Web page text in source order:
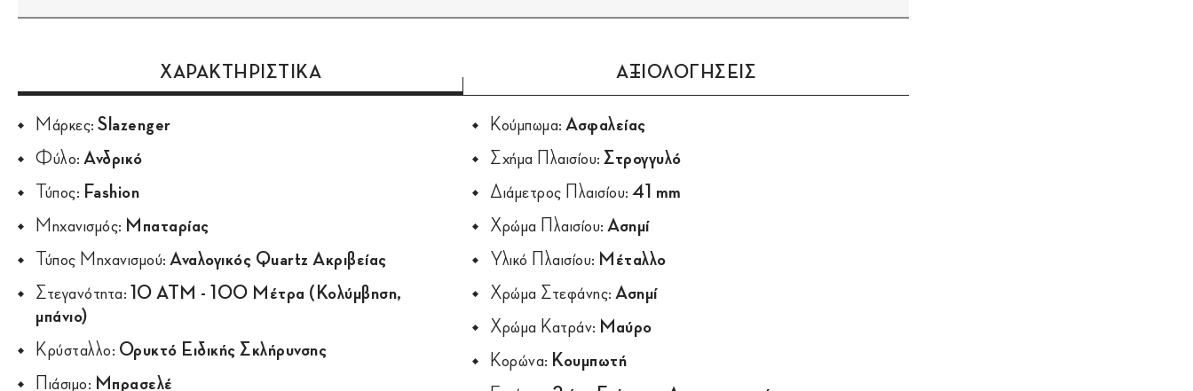
ΧΑΡΑΚΤΗΡΙΣΤΙΚΑ ΑΞΙΟΛΟΓΗΣΕΙΣ
Μάρκες: Slazenger
Φύλο: Ανδρικό
Τύπος: Fashion
Μηχανισμός: Μπαταρίας
Τύπος Μηχανισμού: Αναλογικός Quartz Ακριβείας
Στεγανότητα: 10 ATM - 100 Μέτρα (Κολύμβηση,
μπάνιο)
Κρύσταλλο: Ορυκτό Ειδικής Σκλήρυνσης
Πιάσιμο: Μπρασελέ
Κούμπωμα: Ασφαλείας
Σχήμα Πλαισίου: Στρογγυλό
Διάμετρος Πλαισίου: 41 mm
Χρώμα Πλαισίου: Ασημί
Υλικό Πλαισίου: Μέταλλο
Χρώμα Στεφάνης: Ασημί
Χρώμα Κατράν: Μαύρο
Κορώνα: Κουμπωτή